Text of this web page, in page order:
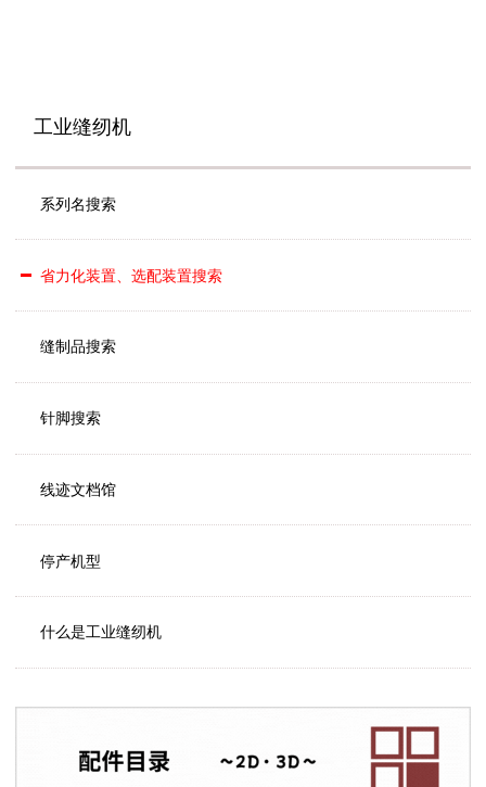
工业缝纫机
系列名搜索
省力化装置、选配装置搜索
缝制品搜索
针脚搜索
线迹文档馆
停产机型
什么是工业缝纫机